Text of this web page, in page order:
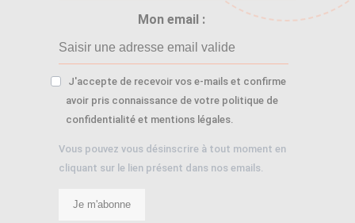
Mon email :
J'accepte de recevoir vos e-mails et confirme
avoir pris connaissance de votre politique de
confidentialité et mentions légales.
Vous pouvez vous désinscrire à tout moment en
cliquant sur le lien présent dans nos emails.
Je m'abonne